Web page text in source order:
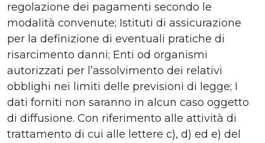
regolazione dei pagamenti secondo le
modalità convenute; Istituti di assicurazione
per la definizione di eventuali pratiche di
risarcimento danni; Enti od organismi
autorizzati per l’assolvimento dei relativi
obblighi nei limiti delle previsioni di legge; I
dati forniti non saranno in alcun caso oggetto
di diffusione. Con riferimento alle attività di
trattamento di cui alle lettere c), d) ed e) del